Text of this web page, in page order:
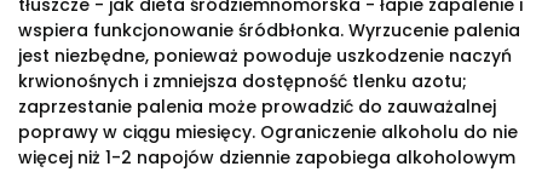
tłuszcze - jak dieta śródziemnomorska - łapie zapalenie i
wspiera funkcjonowanie śródbłonka. Wyrzucenie palenia
jest niezbędne, ponieważ powoduje uszkodzenie naczyń
krwionośnych i zmniejsza dostępność tlenku azotu;
zaprzestanie palenia może prowadzić do zauważalnej
poprawy w ciągu miesięcy. Ograniczenie alkoholu do nie
więcej niż 1-2 napojów dziennie zapobiega alkoholowym